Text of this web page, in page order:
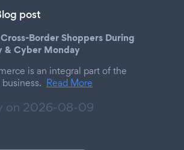
post
Border Shoppers During
& Cyber Monday
is an integral part of the
Read More
on 2026-08-09